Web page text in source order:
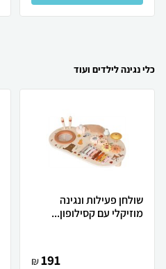
כלי נגינה לילדים ועוד
שולחן פעילות ונגינה
מוזיקלי עם קסילופון...
191
₪